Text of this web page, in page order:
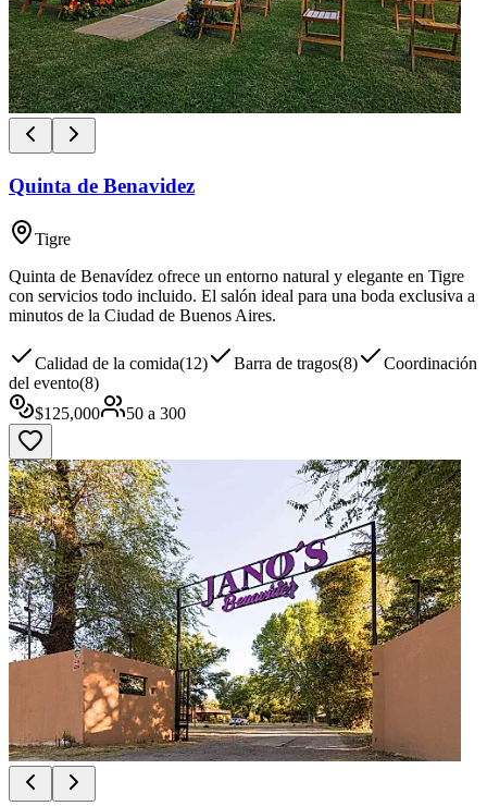
Quinta de Benavidez
Tigre
Quinta de Benavídez ofrece un entorno natural y elegante en Tigre
con servicios todo incluido. El salón ideal para una boda exclusiva a
minutos de la Ciudad de Buenos Aires.
Calidad de la comida(12) Barra de tragos(8)
Coordinación
del evento(8)
$125,000 50 a 300